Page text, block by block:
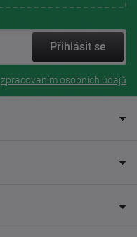
Přihlásit se
zpracovaním osobních údajů